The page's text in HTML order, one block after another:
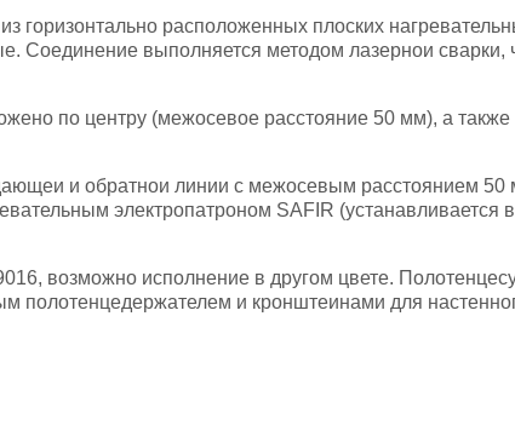
горизонтально расположенных плоских
выполняется методом лазернои сварки,
по центру (межосевое расстояние 50 мм), а также
и обратнои линии с межосевым расстоянием 50
электропатроном SAFIR (устанавливается
возможно исполнение в другом цвете.
полотенцедержателем и кронштеинами для